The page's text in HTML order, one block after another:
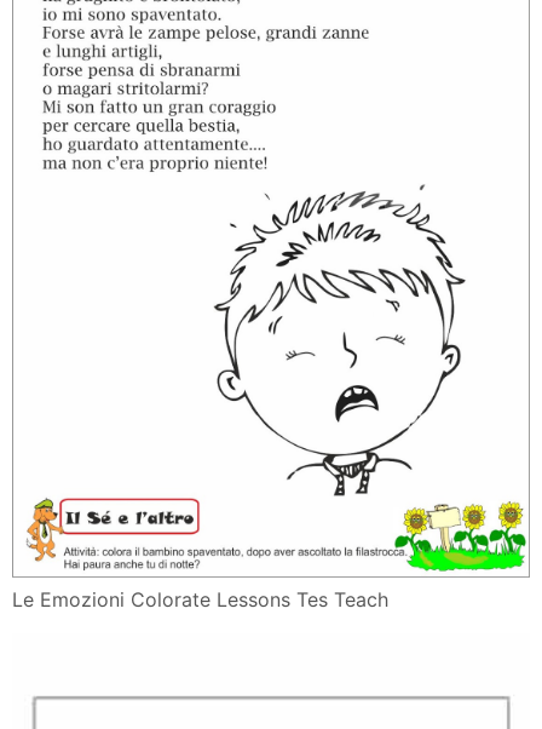
Le Emozioni Colorate Lessons Tes Teach